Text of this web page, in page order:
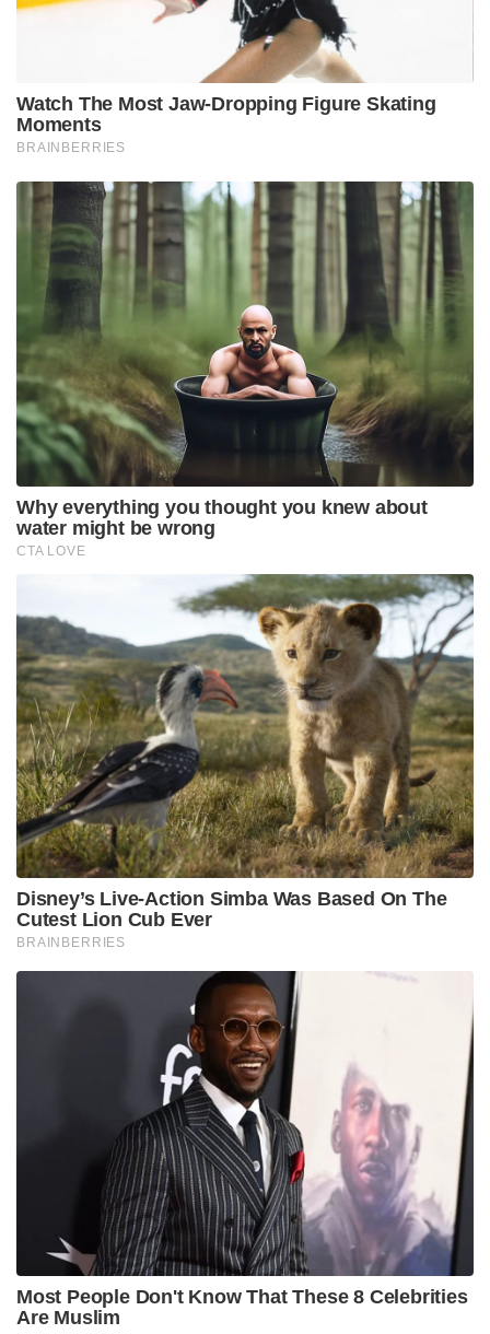
Watch The Most Jaw‑Dropping Figure Skating
Moments
BRAINBERRIES
Why everything you thought you knew about
water might be wrong
CTA LOVE
Disney’s Live-Action Simba Was Based On The
Cutest Lion Cub Ever
BRAINBERRIES
Most People Don't Know That These 8 Celebrities
Are Muslim